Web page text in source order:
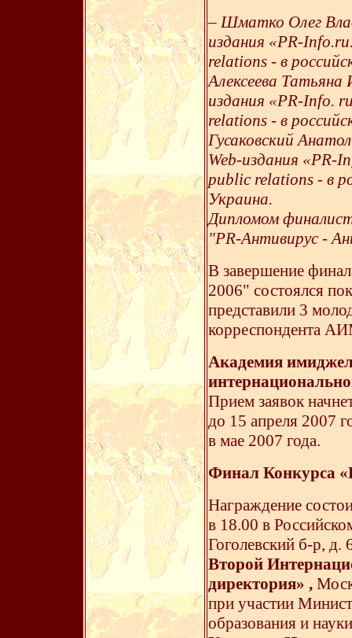
–Шматко Олег
издания «PR-
relations - в
Алексеева
издания «PR-Info.
relations - в
Гусаковский
Web-издания «PR-
public relations - в
Украина.
Дипломом
"PR-Антивирус -
В завершение
2006" состоялся
представили 3
корреспондента
Академия
Прием заявок
до 15 апреля 2007
в мае 2007 года.
Финал Конкурса
Награждение
в 18.00 в
Гоголевский б-р, д.
Второй
директория» ,
при участии
образования и